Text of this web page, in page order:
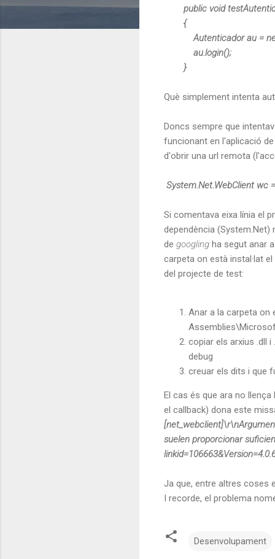
public void
{
Autenticador au = new
au.login();
}
Què simplement intenta
Doncs sempre que
funcionant en l'aplicació
d'obrir una url remota
System.Net.WebClient wc
Si comentava eixa línia el
dependència
de googling ha segut anar
carpeta on està instal·lat
del projecte de test:
Anar a la carpeta on
copiar els arxius .dll i
debug
creuar els dits i que
El cas és que ara no
el callback) dona este
suelen proporcionar
Ja que, entre altres coses
I recorde, el problema
Desenvolupament